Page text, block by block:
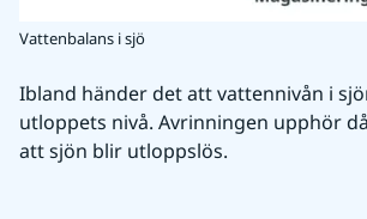
Vattenbalans i sjö
Ibland händer det att vattennivån i
utloppets nivå. Avrinningen upphör
att sjön blir utloppslös.